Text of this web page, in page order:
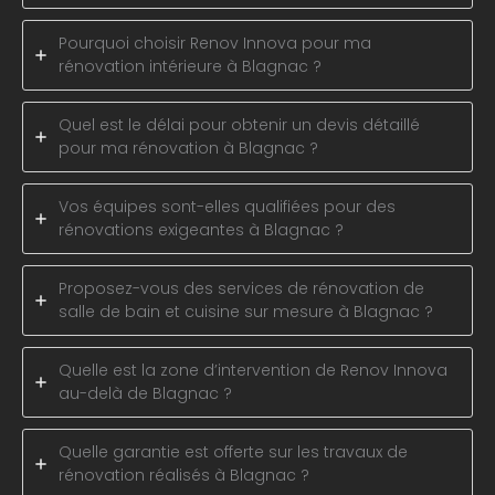
Pourquoi choisir Renov Innova pour ma
rénovation intérieure à Blagnac ?
Quel est le délai pour obtenir un devis détaillé
pour ma rénovation à Blagnac ?
Vos équipes sont-elles qualifiées pour des
rénovations exigeantes à Blagnac ?
Proposez-vous des services de rénovation de
salle de bain et cuisine sur mesure à Blagnac ?
Quelle est la zone d’intervention de Renov Innova
au-delà de Blagnac ?
Quelle garantie est offerte sur les travaux de
rénovation réalisés à Blagnac ?